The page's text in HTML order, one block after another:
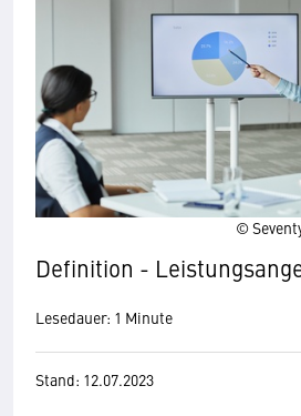
©
Definition -
Lesedauer: 1 Minute
Stand: 12.07.2023